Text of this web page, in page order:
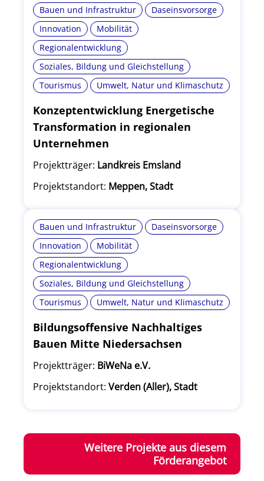
Bauen und Infrastruktur
Daseinsvorsorge
Innovation
Mobilität
Regionalentwicklung
Soziales, Bildung und Gleichstellung
Tourismus
Umwelt, Natur und Klimaschutz
Konzeptentwicklung Energetische
Transformation in regionalen
Unternehmen
Projektträger: Landkreis Emsland
Projektstandort: Meppen, Stadt
Bauen und Infrastruktur
Daseinsvorsorge
Innovation
Mobilität
Regionalentwicklung
Soziales, Bildung und Gleichstellung
Tourismus
Umwelt, Natur und Klimaschutz
Bildungsoffensive Nachhaltiges
Bauen Mitte Niedersachsen
Projektträger: BiWeNa e.V.
Projektstandort: Verden (Aller), Stadt
Weitere Projekte aus diesem
Förderangebot